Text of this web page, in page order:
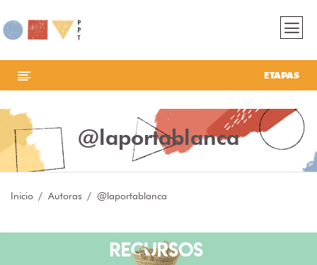
ETAPAS
@laportablanca
Inicio Autoras @laportablanca